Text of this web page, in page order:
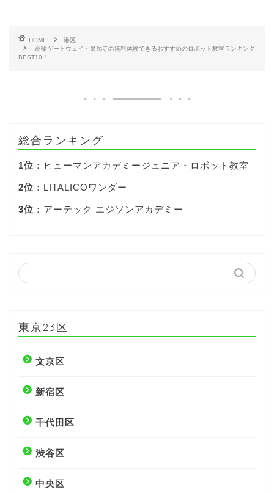
HOME
港区
高輪ゲートウェイ・泉岳寺の無料体験できるおすすめのロボット教室ランキング
BEST10！
総合ランキング
1位 ：ヒューマンアカデミージュニア・ロボット教室
2位 ：LITALICOワンダー
3位 ：アーテック エジソンアカデミー
東京23区
文京区
新宿区
千代田区
渋谷区
中央区